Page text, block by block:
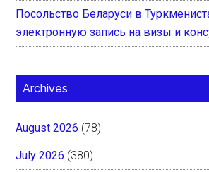
Посольство Беларуси в
электронную запись на визы и
Archives
August 2026 (78)
July 2026 (380)